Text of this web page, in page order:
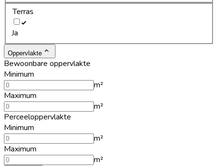
Terras
Ja
Oppervlakte
Bewoonbare oppervlakte
Minimum
m²
Maximum
m²
Perceeloppervlakte
Minimum
m²
Maximum
m²